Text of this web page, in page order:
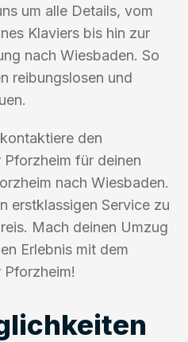
um alle Details, vom
Klaviers bis hin zur
nach Wiesbaden. So
reibungslosen und
den
für deinen
nach Wiesbaden.
erstklassigen Service zu
Mach deinen Umzug
Erlebnis mit dem